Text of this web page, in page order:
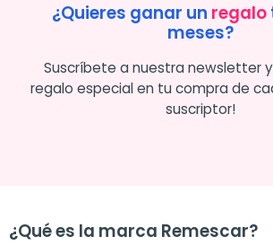
¿Quieres ganar un regalo
meses?
Suscríbete a nuestra newsletter
regalo especial en tu compra de
suscriptor!
¿Qué es la marca Remescar?